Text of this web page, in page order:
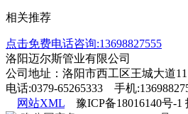
相关推荐
点击免费电话咨询:13698827555
洛阳迈尔斯管业有限公司
公司地址：洛阳市西工区王城大道
电话:0379-65265333 手机
网站XML 豫ICP备18016140号-1